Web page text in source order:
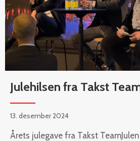
Julehilsen fra Takst
13. desember 2024
Årets julegave fra Takst